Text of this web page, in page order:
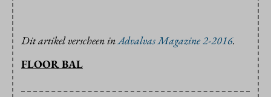
Dit artikel verscheen inAdvalvas Magazine 2-2016.
FLOOR BAL